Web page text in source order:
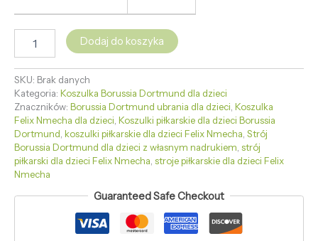
Dodaj do koszyka
SKU: Brak danych
Kategoria: Koszulka Borussia Dortmund dla dzieci
Znaczników: Borussia Dortmund ubrania dla dzieci, Koszulka
Felix Nmecha dla dzieci, Koszulki piłkarskie dla dzieci Borussia
Dortmund, koszulki piłkarskie dla dzieci Felix Nmecha, Strój
Borussia Dortmund dla dzieci z własnym nadrukiem, strój
piłkarski dla dzieci Felix Nmecha, stroje piłkarskie dla dzieci Felix
Nmecha
Guaranteed Safe Checkout